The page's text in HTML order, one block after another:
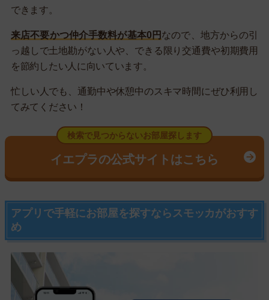
できます。
来店不要かつ仲介手数料が基本0円 なので、地方からの引
っ越しで土地勘がない人や、できる限り交通費や初期費用
を節約したい人に向いています。
忙しい人でも、通勤中や休憩中のスキマ時間にぜひ利用し
てみてください！
検索で見つからないお部屋探します
イエプラの公式サイトはこちら
アプリで手軽にお部屋を探すならスモッカがおすす
め